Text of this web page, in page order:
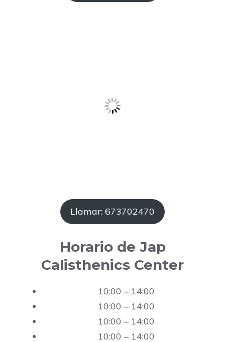
Llamar: 673702470
Horario de Jap
Calisthenics Center
10:00 – 14:00
10:00 – 14:00
10:00 – 14:00
10:00 – 14:00